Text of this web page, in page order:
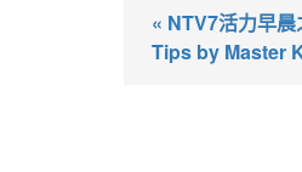
« NTV7活力早
Tips by Master